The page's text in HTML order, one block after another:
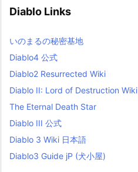
e
i
s
t
Diablo Links
いのまるの秘密基地
Diablo4 公式
Diablo2 Resurrected Wiki
Diablo II: Lord of Destruction Wiki
The Eternal Death Star
Diablo III 公式
Diablo 3 Wiki 日本語
Diablo3 Guide jP (犬小屋)